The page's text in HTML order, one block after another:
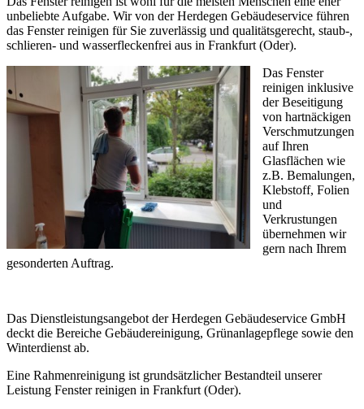
unbeliebte Aufgabe. Wir von der Herdegen Gebäudeservice führen
das Fenster reinigen für Sie zuverlässig und qualitätsgerecht, staub-,
schlieren- und wasserfleckenfrei aus in Frankfurt (Oder).
Das Fenster
reinigen inklusive
der Beseitigung
von hartnäckigen
Verschmutzungen
auf Ihren
Glasflächen wie
z.B. Bemalungen,
Klebstoff, Folien
und
Verkrustungen
übernehmen wir
gern nach Ihrem
gesonderten Auftrag.
Das Dienstleistungsangebot der Herdegen Gebäudeservice GmbH
deckt die Bereiche Gebäudereinigung, Grünanlagepflege sowie den
Winterdienst ab.
Eine Rahmenreinigung ist grundsätzlicher Bestandteil unserer
Leistung Fenster reinigen in Frankfurt (Oder).